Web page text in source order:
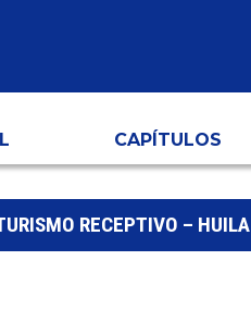
CAPÍTULOS
RECEPTIVO – HUILA